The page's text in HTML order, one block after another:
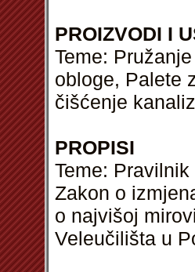
PROIZVODI I
Teme:
obloge, Palete
čišćenje
PROPISI
Teme:
Zakon o
o najvišoj
Veleučilišta u